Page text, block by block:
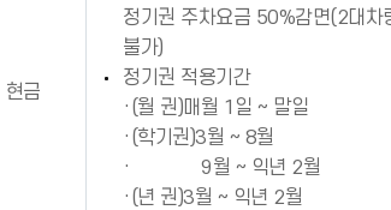
현금
정기권 주차요금 50%감면(2대차
불가)
정기권 적용기간
·(월 권)매월 1일 ~ 말일
·(학기권)3월 ~ 8월
· 9월 ~ 익년 2월
·(년 권)3월 ~ 익년 2월